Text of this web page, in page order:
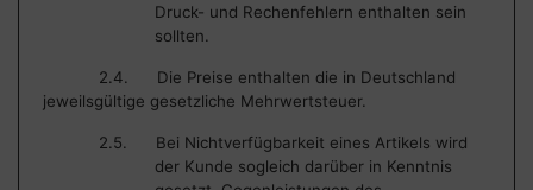
Druck- und Rechenfehlern enthalten sein
sollten.
2.4. Die Preise enthalten die in Deutschland
jeweilsgültige gesetzliche Mehrwertsteuer.
2.5. Bei Nichtverfügbarkeit eines Artikels wird
der Kunde sogleich darüber in Kenntnis